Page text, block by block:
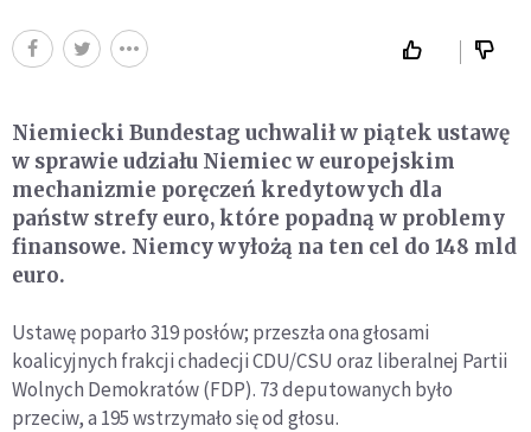
Niemiecki Bundestag uchwalił w piątek ustawę
w sprawie udziału Niemiec w europejskim
mechanizmie poręczeń kredytowych dla
państw strefy euro, które popadną w problemy
finansowe. Niemcy wyłożą na ten cel do 148 mld
euro.
Ustawę poparło 319 posłów; przeszła ona głosami
koalicyjnych frakcji chadecji CDU/CSU oraz liberalnej Partii
Wolnych Demokratów (FDP). 73 deputowanych było
przeciw, a 195 wstrzymało się od głosu.